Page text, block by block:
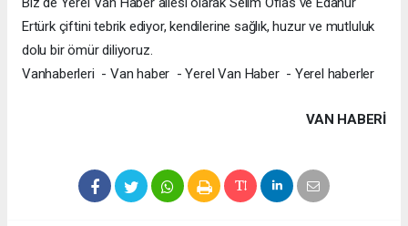
Ertürk çiftini tebrik ediyor, kendilerine sağlık, huzur ve mutluluk
dolu bir ömür diliyoruz.
Vanhaberleri - Van haber - Yerel Van Haber - Yerel haberler
VAN HABERİ